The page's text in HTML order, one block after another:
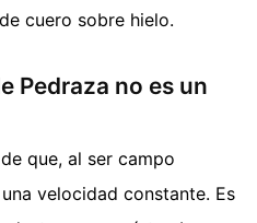
cuero sobre hielo.
Pedraza no es un
que, al ser campo
velocidad constante. Es